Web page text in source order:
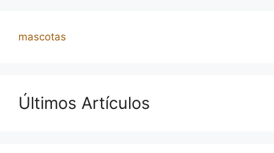
mascotas
Últimos Artículos